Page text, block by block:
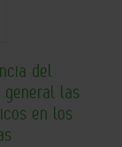
del
las
en los